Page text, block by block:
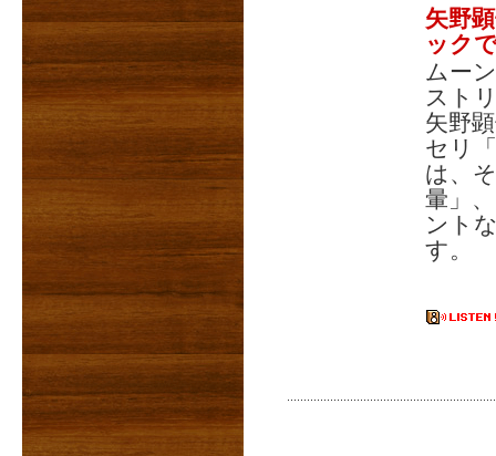
矢野
ック
ムー
スト
矢野
セリ
は、
暈」
ント
す。